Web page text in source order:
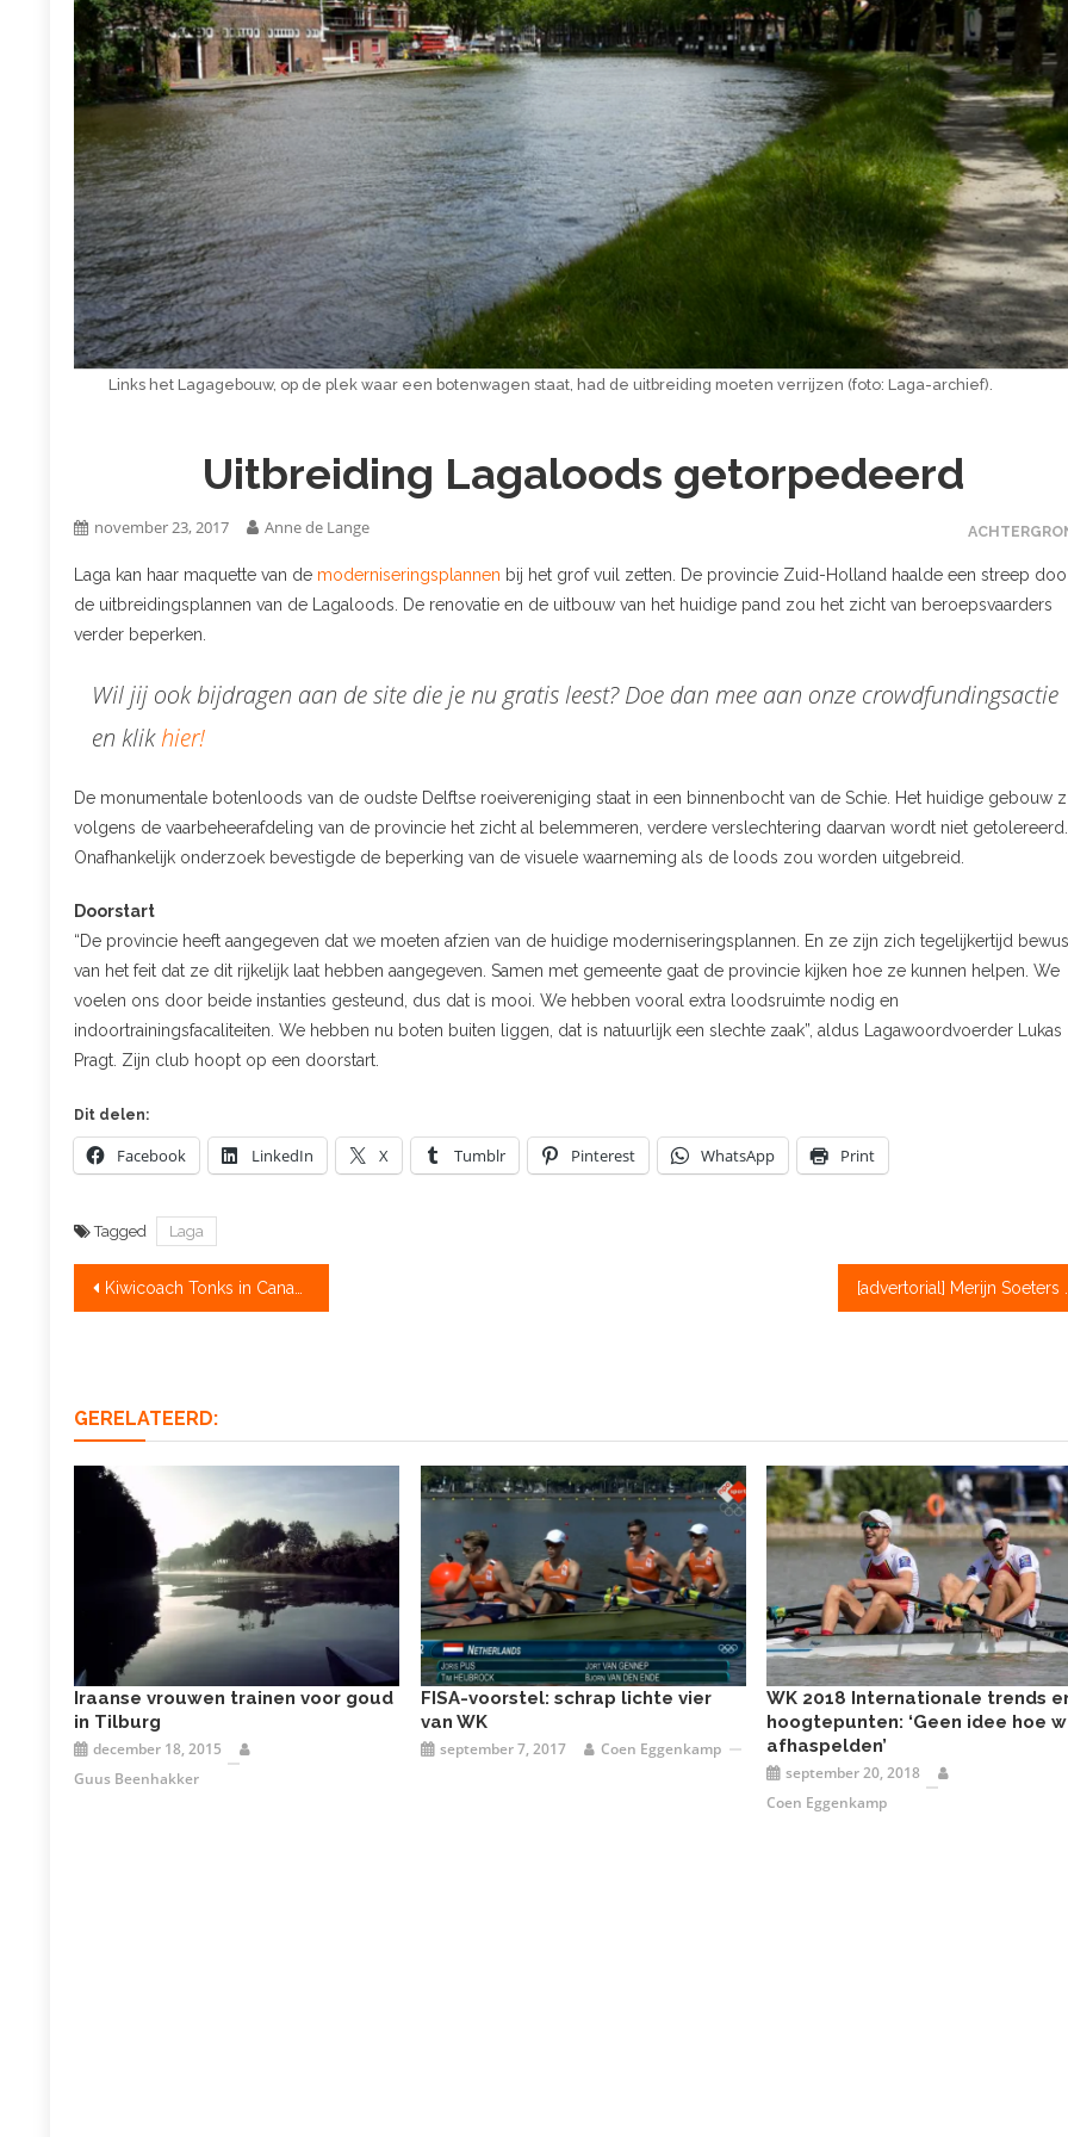
Links het Lagagebouw, op de plek waar een botenwagen staat, had de uitbreiding moeten verrijzen (foto: Laga-archief).
Uitbreiding Lagaloods getorpedeerd
november 23, 2017 Anne de Lange
Laga kan haar maquette van de moderniseringsplannen bij het grof vuil zetten. De provincie Zuid-Holland haalde een streep
de uitbreidingsplannen van de Lagaloods. De renovatie en de uitbouw van het huidige pand zou het zicht van beroepsvaarders
verder beperken.
Wil jij ook bijdragen aan de site die je nu gratis leest? Doe dan mee aan onze crowdfundingsactie
en klikhier!
De monumentale botenloods van de oudste Delftse roeivereniging staat in een binnenbocht van de Schie. Het huidige gebouw
volgens de vaarbeheerafdeling van de provincie het zicht al belemmeren, verdere verslechtering daarvan wordt niet getolereerd.
Onafhankelijk onderzoek bevestigde de beperking van de visuele waarneming als de loods zou worden uitgebreid.
Doorstart
“De provincie heeft aangegeven dat we moeten afzien van de huidige moderniseringsplannen. En ze zijn zich tegelijkertijd
van het feit dat ze dit rijkelijk laat hebben aangegeven. Samen met gemeente gaat de provincie kijken hoe ze kunnen helpen. We
voelen ons door beide instanties gesteund, dus dat is mooi. We hebben vooral extra loodsruimte nodig en
indoortrainingsfacaliteiten. We hebben nu boten buiten liggen, dat is natuurlijk een slechte zaak”, aldus Lagawoordvoerder Lukas
Pragt. Zijn club hoopt op een doorstart.
Dit delen:
Facebook LinkedIn X Tumblr Pinterest WhatsApp Print
Tagged Laga
Bericht
Kiwicoach Tonks in Canada aan de bak
GERELATEERD:
Iraanse vrouwen trainen voor goud
in Tilburg
december 18, 2015
Guus Beenhakker
FISA-voorstel: schrap lichte vier
van WK
september 7, 2017 Coen Eggenkamp
WK 2018 Internationale trends
hoogtepunten: ‘Geen idee hoe
afhaspelden’
september 20, 2018
Coen Eggenkamp